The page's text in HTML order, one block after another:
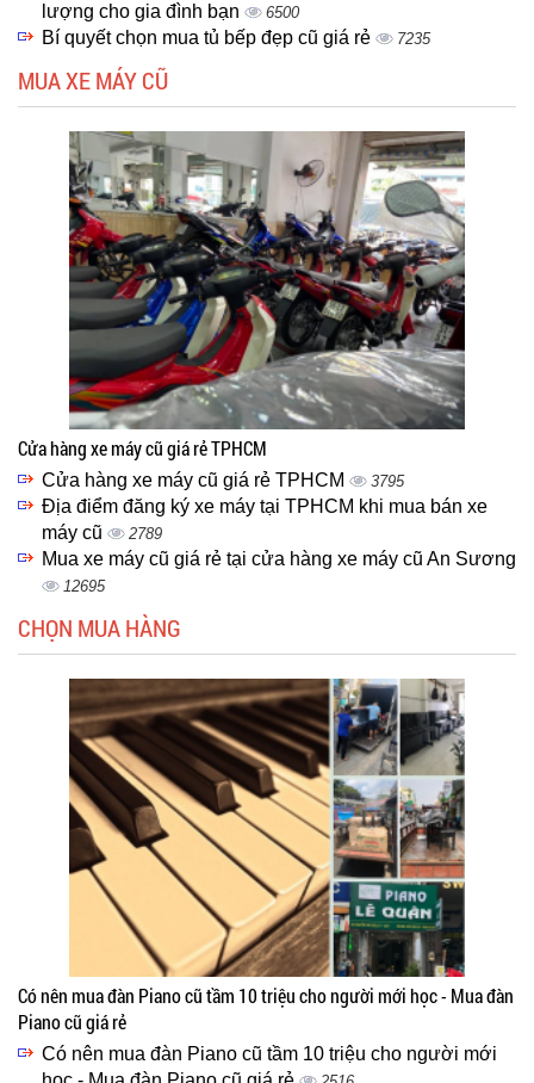
lượng cho gia đình bạn
6500
Bí quyết chọn mua tủ bếp đẹp cũ giá rẻ 7235
MUA XE MÁY CŨ
Cửa hàng xe máy cũ giá rẻ TPHCM
Cửa hàng xe máy cũ giá rẻ TPHCM 3795
Địa điểm đăng ký xe máy tại TPHCM khi mua bán xe
máy cũ
2789
Mua xe máy cũ giá rẻ tại cửa hàng xe máy cũ An Sương
12695
CHỌN MUA HÀNG
Có nên mua đàn Piano cũ tầm 10 triệu cho người mới học - Mua đàn
Piano cũ giá rẻ
Có nên mua đàn Piano cũ tầm 10 triệu cho người mới